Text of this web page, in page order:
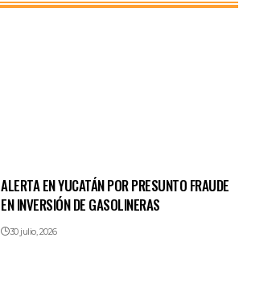
ALERTA EN YUCATÁN POR PRESUNTO FRAUDE
EN INVERSIÓN DE GASOLINERAS
30 julio, 2026